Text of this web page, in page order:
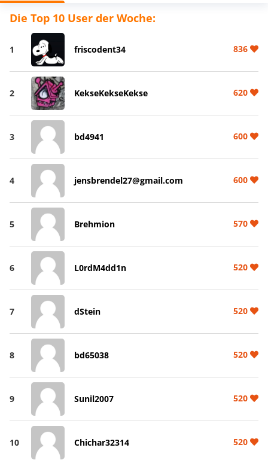
Die Top 10 User der Woche:
1 friscodent34 836
2 KekseKekseKekse 620
3 bd4941 600
4 jensbrendel27@gmail.com 600
5 Brehmion 570
6 L0rdM4dd1n 520
7 dStein 520
8 bd65038 520
9 Sunil2007 520
10 Chichar32314 520